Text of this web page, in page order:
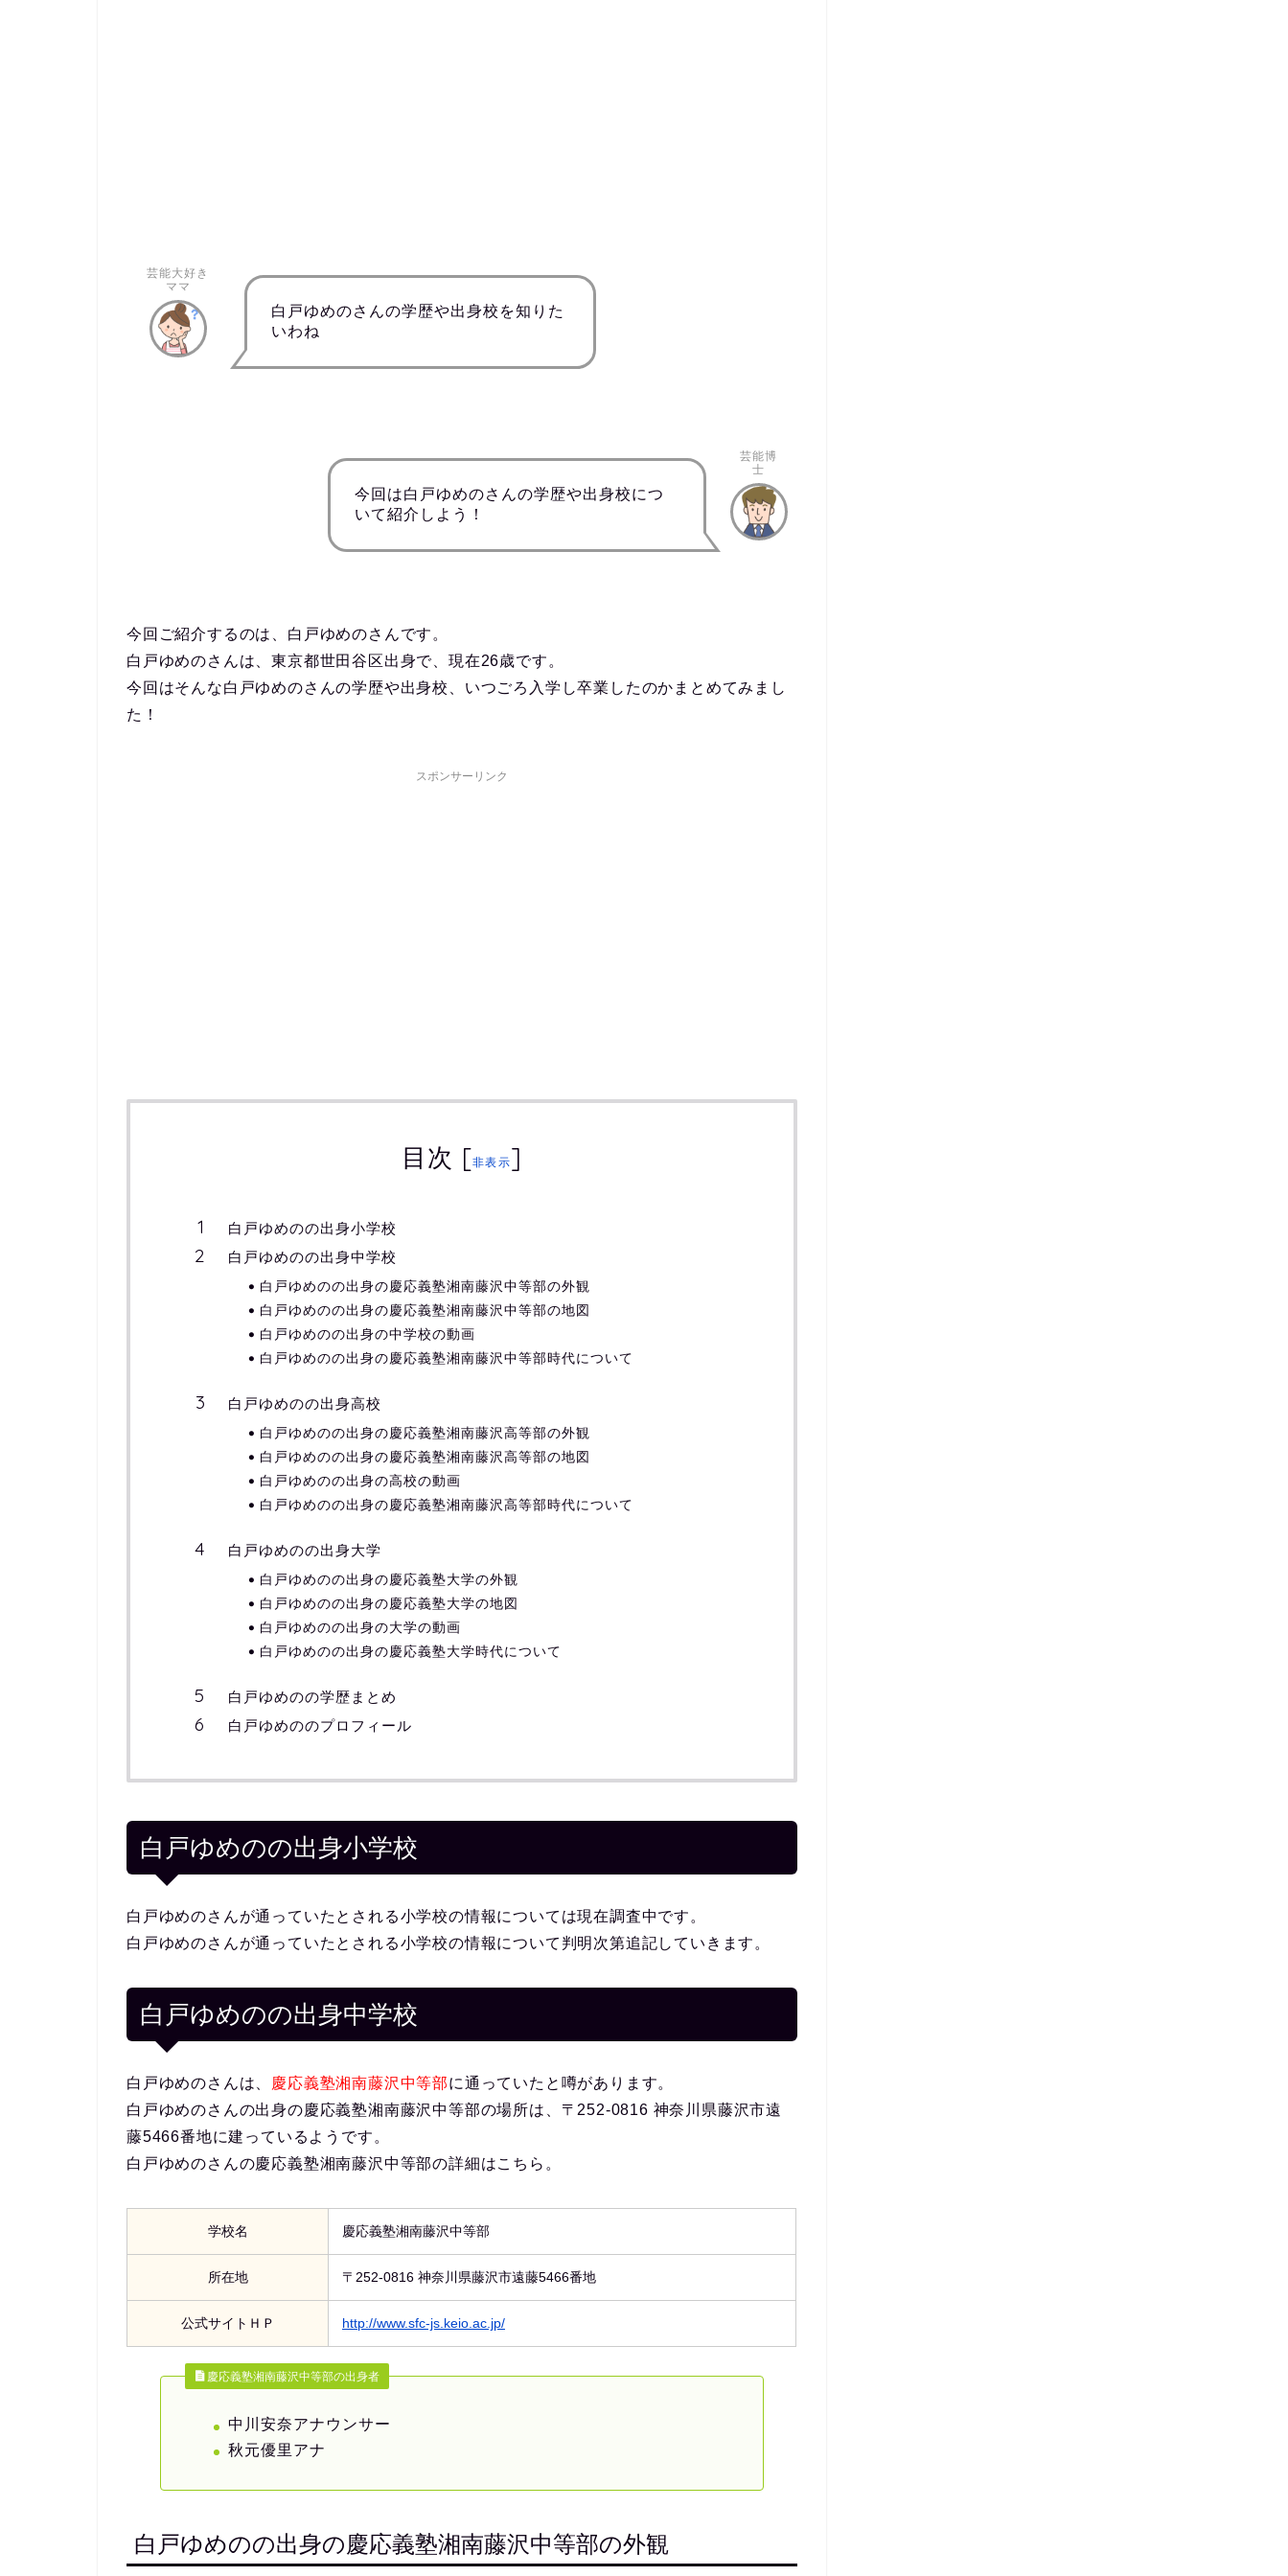
芸能大好き
ママ
白戸ゆめのさんの学歴や出身校を知りた
いわね
今回は白戸ゆめのさんの学歴や出身校につ
いて紹介しよう！
芸能博
士
今回ご紹介するのは、白戸ゆめのさんです。
白戸ゆめのさんは、東京都世田谷区出身で、現在26歳です。
今回はそんな白戸ゆめのさんの学歴や出身校、いつごろ入学し卒業したのかまとめてみまし
た！
スポンサーリンク
目次 [非表示]
白戸ゆめのの出身小学校
白戸ゆめのの出身中学校
白戸ゆめのの出身の慶応義塾湘南藤沢中等部の外観
白戸ゆめのの出身の慶応義塾湘南藤沢中等部の地図
白戸ゆめのの出身の中学校の動画
白戸ゆめのの出身の慶応義塾湘南藤沢中等部時代について
白戸ゆめのの出身高校
白戸ゆめのの出身の慶応義塾湘南藤沢高等部の外観
白戸ゆめのの出身の慶応義塾湘南藤沢高等部の地図
白戸ゆめのの出身の高校の動画
白戸ゆめのの出身の慶応義塾湘南藤沢高等部時代について
白戸ゆめのの出身大学
白戸ゆめのの出身の慶応義塾大学の外観
白戸ゆめのの出身の慶応義塾大学の地図
白戸ゆめのの出身の大学の動画
白戸ゆめのの出身の慶応義塾大学時代について
白戸ゆめのの学歴まとめ
白戸ゆめののプロフィール
白戸ゆめのの出身小学校
白戸ゆめのさんが通っていたとされる小学校の情報については現在調査中です。
白戸ゆめのさんが通っていたとされる小学校の情報について判明次第追記していきます。
白戸ゆめのの出身中学校
白戸ゆめのさんは、 慶応義塾湘南藤沢中等部に通っていたと噂があります。
白戸ゆめのさんの出身の慶応義塾湘南藤沢中等部の場所は、〒252-0816 神奈川県藤沢市遠
藤5466番地に建っているようです。
白戸ゆめのさんの慶応義塾湘南藤沢中等部の詳細はこちら。
学校名 慶応義塾湘南藤沢中等部
所在地 〒252-0816 神奈川県藤沢市遠藤5466番地
公式サイトＨＰ http://www.sfc-js.keio.ac.jp/
慶応義塾湘南藤沢中等部の出身者
中川安奈アナウンサー
秋元優里アナ
白戸ゆめのの出身の慶応義塾湘南藤沢中等部の外観